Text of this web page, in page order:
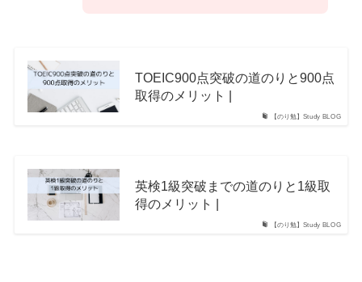
【のり勉】Study BLOG
TOEIC900点突破の道のりと900点
取得のメリット |
【のり勉】Study BLOG
英検1級突破までの道のりと1級取
得のメリット |